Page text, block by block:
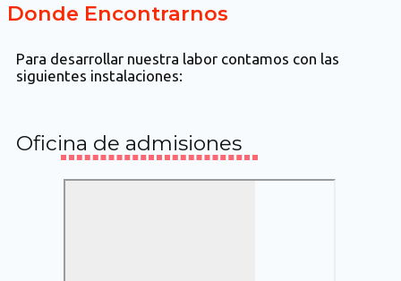
Donde Encontrarnos
Para desarrollar nuestra labor contamos con las
siguientes instalaciones:
Oficina de admisiones